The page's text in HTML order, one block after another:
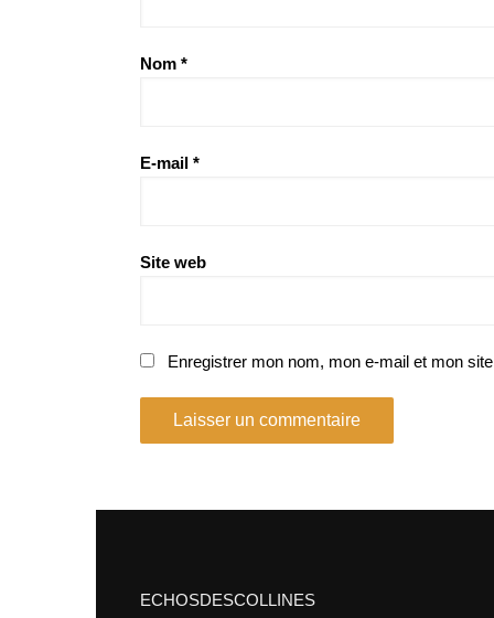
Nom *
E-mail *
Site web
Enregistrer mon nom, mon e-mail et mon
ECHOSDESCOLLINES